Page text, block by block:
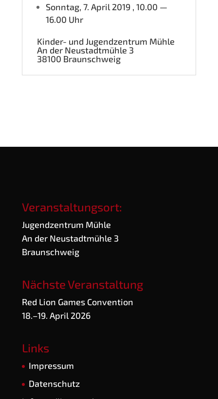
Sonn­tag, 7. April 2019 , 10.00 —
16.00 Uhr
Kin­der- und Jugend­zen­trum Mühle
An der Neu­stadt­müh­le 3
38100 Braun­schweig
Veranstaltungsort:
Jugend­zen­trum Mühle
An der Neu­stadt­müh­le 3
Braunschweig
Nächste Veranstaltung
Red Lion Games Convention
18.–19. April 2026
Links
Impres­sum
Daten­schutz